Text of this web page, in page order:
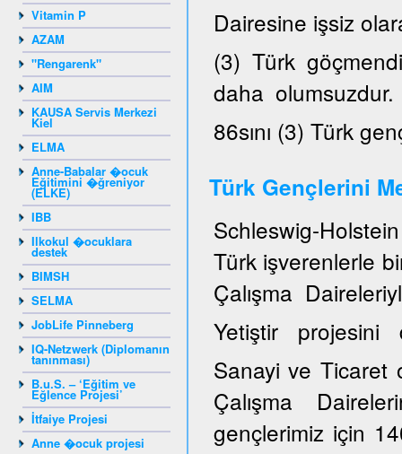
Vitamin P
AZAM
"Rengarenk"
AIM
KAUSA Servis Merkezi
Kiel
ELMA
Anne-Babalar �ocuk
Eğitimini �ğreniyor
(ELKE)
IBB
Ilkokul �ocuklara
destek
BIMSH
SELMA
JobLife Pinneberg
IQ-Netzwerk (Diplomanın
tanınması)
B.u.S. – ‘Eğitim ve
Eğlence Projesi’
İtfaiye Projesi
Anne �ocuk projesi
Dairesine işsiz
(3) Türk
daha
86sını (3) Türk
Türk Gençlerini
Schleswig-
Türk işverenlerle
Çalışma
Yetiştir
Sanayi ve Ticaret
Çalışma
gençlerimiz için